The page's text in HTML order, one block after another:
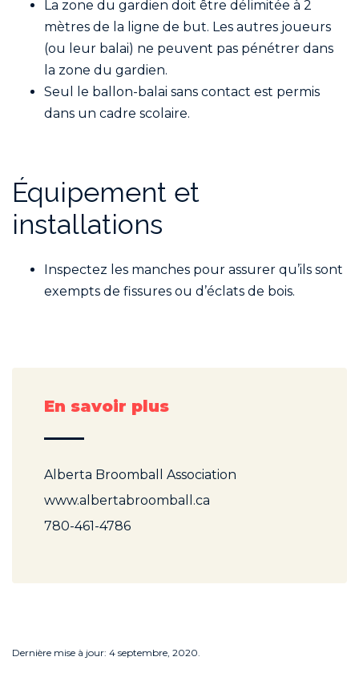
La zone du gardien doit être délimitée à 2
mètres de la ligne de but. Les autres joueurs
(ou leur balai) ne peuvent pas pénétrer dans
la zone du gardien.
Seul le ballon-balai sans contact est permis
dans un cadre scolaire.
Équipement et
installations
Inspectez les manches pour assurer qu’ils sont
exempts de fissures ou d’éclats de bois.
En savoir plus
Alberta Broomball Association
www.albertabroomball.ca
780-461-4786
Dernière mise à jour: 4 septembre, 2020.